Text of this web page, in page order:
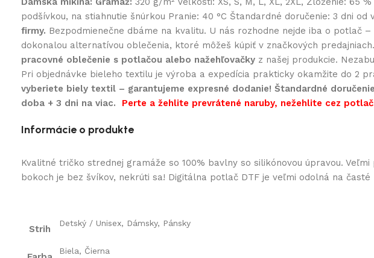
podšívkou, na stiahnutie šnúrkou Pranie: 40 °C Štandardné doručenie: 3 dni od
firmy. Bezpodmienečne dbáme na kvalitu. U nás rozhodne nejde iba o
dokonalou alternatívou oblečenia, ktoré môžeš kúpiť v značkových
pracovné oblečenie s potlačou alebo nažehľovačky z našej produkcie.
Pri objednávke bieleho textilu je výroba a expedícia prakticky okamžite do 2
vyberiete biely textil – garantujeme expresné dodanie! Štandardné
doba + 3 dni na viac.
Perte a žehlite prevrátené naruby, nežehlite cez
Informácie o produkte
Kvalitné tričko strednej gramáže so 100% bavlny so silikónovou úpravou.
bokoch je bez švíkov, nekrúti sa! Digitálna potlač DTF je veľmi odolná na
Strih
Detský / Unisex, Dámsky, Pánsky
Biela, Čierna